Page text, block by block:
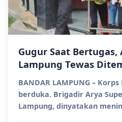
Gugur Saat
Lampung Tewas
Motor
BANDAR LAMPUNG –
berduka. Brigadir Arya
Lampung, dinyatakan